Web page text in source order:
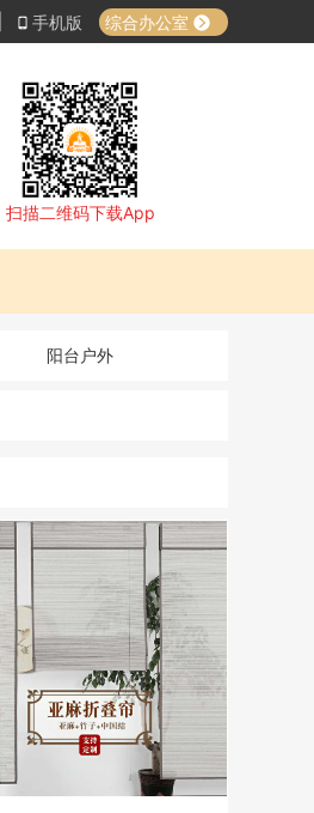
手机版 综合办公室
扫描二维码下载App
阳台户外